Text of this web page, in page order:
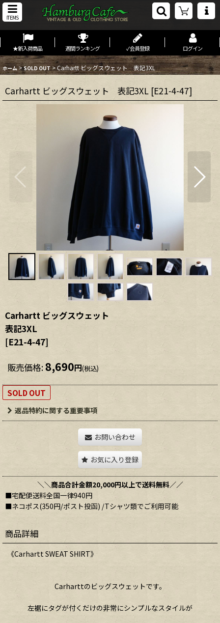
ITEMS
★新入荷商品 週間ランキング ✓会員登録 ログイン
ホーム > SOLD OUT >Carhartt ビッグスウェット 表記3XL
Carhartt ビッグスウェット 表記3XL [E21-4-47]
Carhartt ビッグスウェット
表記3XL
[E21-4-47]
販売価格: 8,690円(税込)
SOLD OUT
返品特約に関する重要事項
お問い合わせ
お気に入り登録
＼＼商品合計金額20,000円以上で送料無料／／
■宅配便送料全国一律940円
■ネコポス(350円/ポスト投函) /Tシャツ類でご利用可能
商品詳細
《Carhartt SWEAT SHIRT》
Carharttのビッグスウェットです。
左裾にタグが付くだけの非常にシンプルなスタイルが